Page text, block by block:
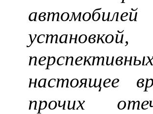
автомобилей
настоящее
прочих